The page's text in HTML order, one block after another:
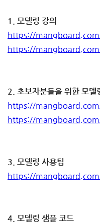
1. 모델링 강의
https://
https://
2. 초보자분들을 위한 모델
https://
https://
3. 모델링 사용팁
https://
4. 모델링 샘플 코드